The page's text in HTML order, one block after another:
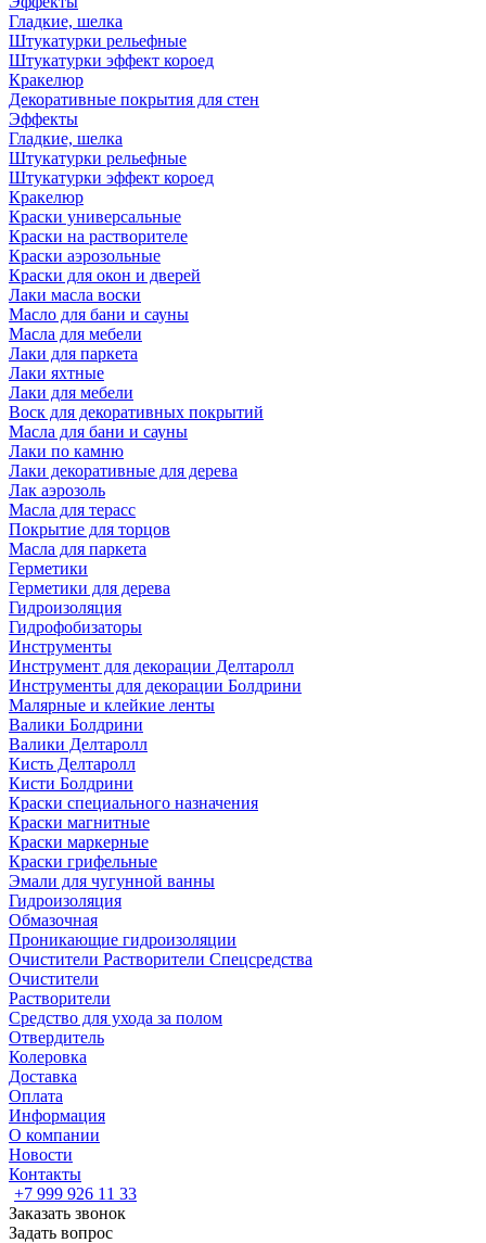
Гладкие, шелка
Штукатурки рельефные
Штукатурки эффект короед
Кракелюр
Декоративные покрытия для стен
Эффекты
Гладкие, шелка
Штукатурки рельефные
Штукатурки эффект короед
Кракелюр
Краски универсальные
Краски на растворителе
Краски аэрозольные
Краски для окон и дверей
Лаки масла воски
Масло для бани и сауны
Масла для мебели
Лаки для паркета
Лаки яхтные
Лаки для мебели
Воск для декоративных покрытий
Масла для бани и сауны
Лаки по камню
Лаки декоративные для дерева
Лак аэрозоль
Масла для терасс
Покрытие для торцов
Масла для паркета
Герметики
Герметики для дерева
Гидроизоляция
Гидрофобизаторы
Инструменты
Инструмент для декорации Делтаролл
Инструменты для декорации Болдрини
Малярные и клейкие ленты
Валики Болдрини
Валики Делтаролл
Кисть Делтаролл
Кисти Болдрини
Краски специального назначения
Краски магнитные
Краски маркерные
Краски грифельные
Эмали для чугунной ванны
Гидроизоляция
Обмазочная
Проникающие гидроизоляции
Очистители Растворители Спецсредства
Очистители
Растворители
Средство для ухода за полом
Отвердитель
Колеровка
Доставка
Оплата
Информация
О компании
Новости
Контакты
+7 999 926 11 33
Заказать звонок
Задать вопрос